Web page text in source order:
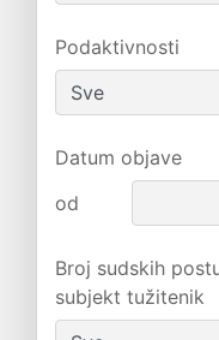
Podaktivnosti
Datum objave
od
Broj sudskih
subjekt tužitenik